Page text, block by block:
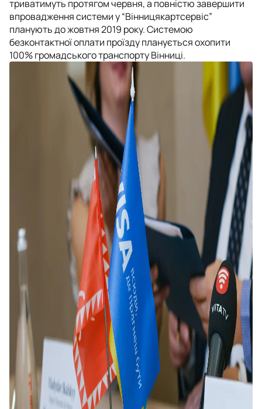
триватимуть протягом червня, а повністю завершити
впровадження системи у “Вінницякартсервіс”
планують до жовтня 2019 року. Системою
безконтактної оплати проїзду планується охопити
100% громадського транспорту Вінниці.